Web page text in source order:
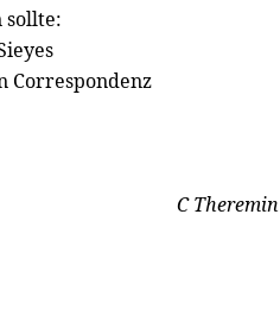
sollte:
Correspondenz
C Theremin